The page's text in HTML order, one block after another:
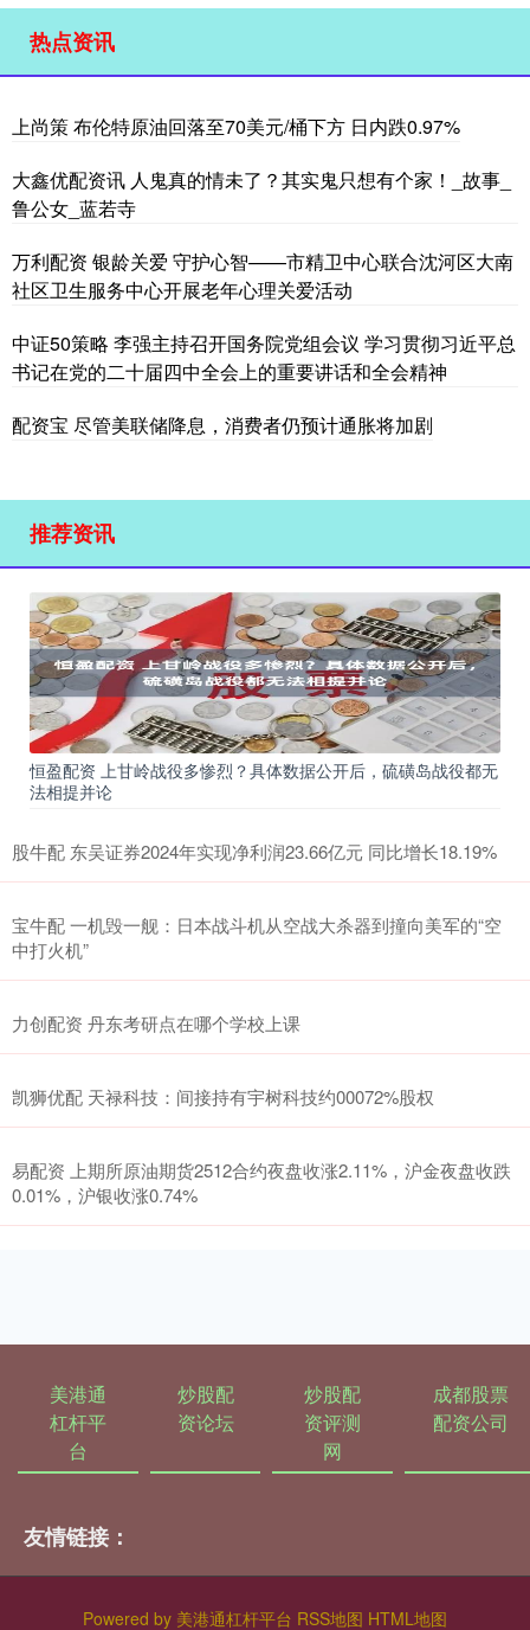
热点资讯
上尚策 布伦特原油回落至70美元/桶下方 日内跌0.97%
大鑫优配资讯 人鬼真的情未了？其实鬼只想有个家！_故事_
鲁公女_蓝若寺
万利配资 银龄关爱 守护心智——市精卫中心联合沈河区大南
社区卫生服务中心开展老年心理关爱活动
中证50策略 李强主持召开国务院党组会议 学习贯彻习近平总
书记在党的二十届四中全会上的重要讲话和全会精神
配资宝 尽管美联储降息，消费者仍预计通胀将加剧
推荐资讯
恒盈配资 上甘岭战役多惨烈？具体数据公开后，硫磺岛战役都无
法相提并论
股牛配 东吴证券2024年实现净利润23.66亿元 同比增长18.19%
宝牛配 一机毁一舰：日本战斗机从空战大杀器到撞向美军的“空
中打火机”
力创配资 丹东考研点在哪个学校上课
凯狮优配 天禄科技：间接持有宇树科技约00072%股权
易配资 上期所原油期货2512合约夜盘收涨2.11%，沪金夜盘收跌
0.01%，沪银收涨0.74%
美港通
杠杆平
台
炒股配
资论坛
炒股配
资评测
网
成都股票
配资公司
友情链接：
Powered by 美港通杠杆平台 RSS地图 HTML地图